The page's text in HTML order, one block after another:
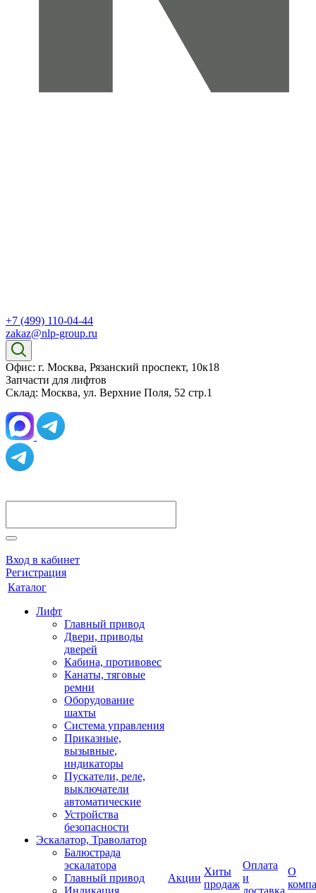
+7 (499) 110-04-44
zakaz@nlp-group.ru
Офис: г. Москва, Рязанский проспект, 10к18
Запчасти для лифтов
Склад: Москва, ул. Верхние Поля, 52 стр.1
Вход в кабинет
Регистрация
Каталог
Лифт
Главный привод
Двери, приводы
дверей
Кабина, противовес
Канаты, тяговые
ремни
Оборудование
шахты
Система управления
Приказные,
вызывные,
индикаторы
Пускатели, реле,
выключатели
автоматические
Устройства
безопасности
Эскалатор, Траволатор
Балюстрада
эскалатора
Главный привод
Индикация,
Акции
Хиты
продаж
Оплата
и
доставка
О